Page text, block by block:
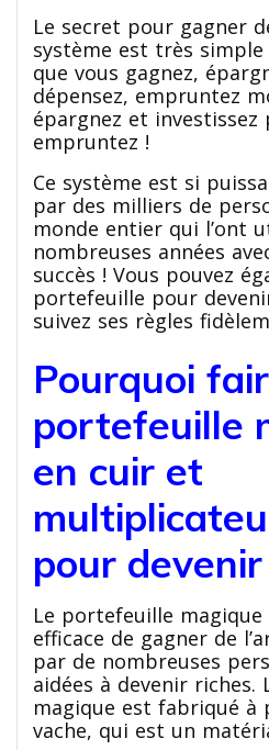
Le secret pour gagner
système est très simple
que vous gagnez,
dépensez, empruntez
épargnez et investissez
empruntez !
Ce système est si
par des milliers de
monde entier qui l’ont
nombreuses années
succès ! Vous pouvez
portefeuille pour
suivez ses règles
Pourquoi
portefeuille
en cuir et
pour
Le portefeuille
efficace de gagner de
par de nombreuses
aidées à devenir riches.
magique est fabriqué à
vache, qui est un